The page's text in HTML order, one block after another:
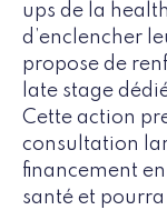
ups de la
d’enclencher
propose de
late stage
Cette action
consultation
financement
santé et